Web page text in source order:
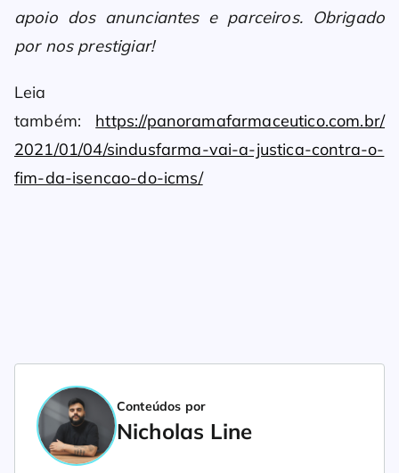
apoio dos anunciantes e parceiros. Obrigado
por nos prestigiar!
Leia
também: https://panoramafarmaceutico.com.br/
2021/01/04/sindusfarma-vai-a-justica-contra-o-
fim-da-isencao-do-icms/
Conteúdos por
Nicholas Line